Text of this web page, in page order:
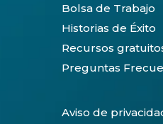
Bolsa de Trabajo
Historias de Éxito
Recursos
Preguntas
Aviso de